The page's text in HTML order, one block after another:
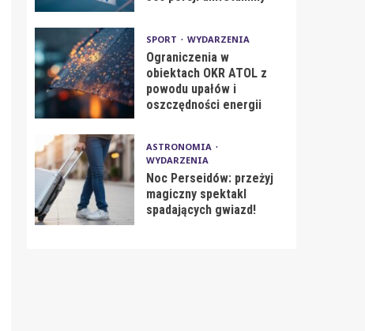
SPORT WYDARZENIA
Ograniczenia w
obiektach OKR ATOL z
powodu upałów i
oszczędności energii
ASTRONOMIA
WYDARZENIA
Noc Perseidów: przeżyj
magiczny spektakl
spadających gwiazd!